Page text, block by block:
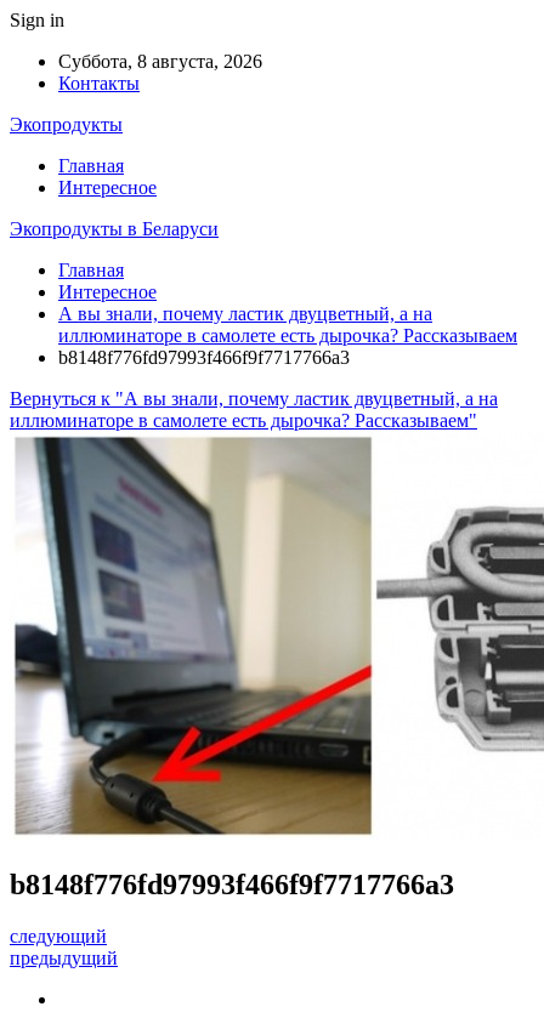
Sign in
Суббота, 8 августа, 2026
Контакты
Экопродукты
Главная
Интересное
Экопродукты в Беларуси
Главная
Интересное
А вы знали, почему ластик двуцветный, а на
иллюминаторе в самолете есть дырочка? Рассказываем
b8148f776fd97993f466f9f7717766a3
Вернуться к "А вы знали, почему ластик двуцветный, а на
иллюминаторе в самолете есть дырочка? Рассказываем"
b8148f776fd97993f466f9f7717766a3
следующий
предыдущий